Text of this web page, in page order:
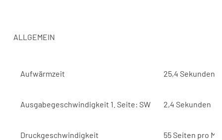
ALLGEMEIN
Aufwärmzeit 25,4 Sekunden
Ausgabegeschwindigkeit 1. Seite: SW 2,4 Sekunden
Druckgeschwindigkeit 55 Seiten pro